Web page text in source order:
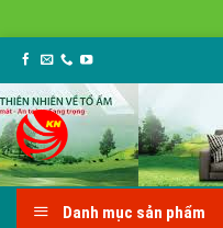
nội
dung
Danh mục sản phẩm